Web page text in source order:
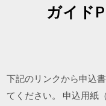
ガイド
下記のリンクから申込
てください。 申込用紙